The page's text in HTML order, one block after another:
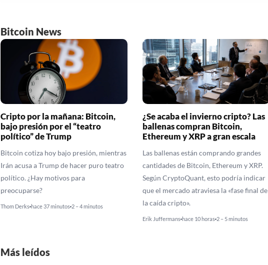
Bitcoin News
Cripto por la mañana: Bitcoin,
bajo presión por el “teatro
político” de Trump
Bitcoin cotiza hoy bajo presión, mientras
Irán acusa a Trump de hacer puro teatro
político. ¿Hay motivos para
preocuparse?
Thom Derks hace 37 minutos 2 – 4 minutos
¿Se acaba el invierno cripto? Las
ballenas compran Bitcoin,
Ethereum y XRP a gran escala
Las ballenas están comprando grandes
cantidades de Bitcoin, Ethereum y XRP.
Según CryptoQuant, esto podría indicar
que el mercado atraviesa la «fase final de
la caída cripto».
Erik Juffermans hace 10 horas 2 – 5 minutos
Más leídos